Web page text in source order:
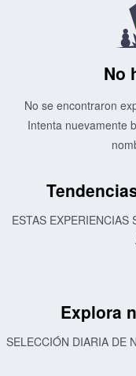
No
No se encontraron
Intenta nuevamente
ESTAS EXPERIENCIAS
Explora
SELECCIÓN DIARIA DE